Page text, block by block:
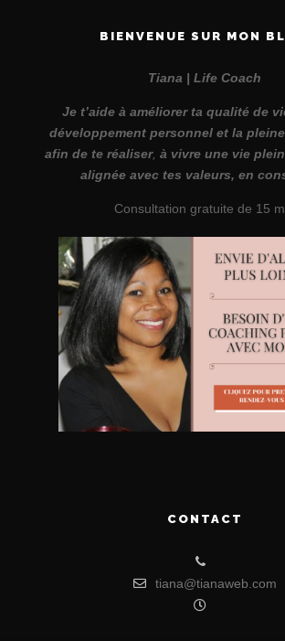
BIENVENUE SUR MON
Tiana | Life Coach
Je t’aide à améliorer ta qualité de
développement personnel et la
afin de te réaliser, à vivre une vie
alignée avec tes valeurs, en
Consultation gratuite de 15
CONTACT
tiana@tianaweb.com